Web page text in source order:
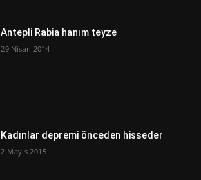
Antepli Rabia hanım teyze
29 Nisan 2014
Kadınlar depremi önceden hisseder
2 Mayıs 2015